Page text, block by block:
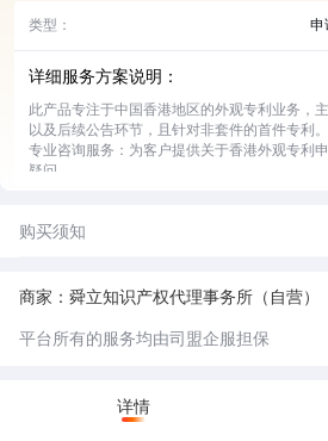
类型： 申
详细服务方案说明：
此产品专注于中国香港地区的外观专利业务，
以及后续公告环节，且针对非套件的首件专利。
专业咨询服务：为客户提供关于香港外观专利
疑问。
公告跟进服务：密切跟进专利公告情况，及时反
购买须知
商家：舜立知识产权代理事务所（自营）
平台所有的服务均由司盟企服担保
详情